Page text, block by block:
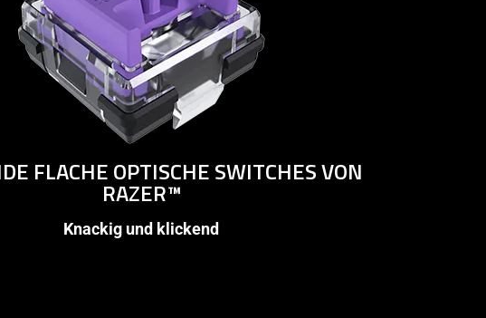
FLACHE OPTISCHE SWITCHES VON
RAZER™
Knackig und klickend